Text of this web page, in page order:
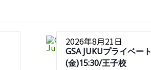
2026年8月21日
GSA JUKUプライベート
(金)15:30/王子校